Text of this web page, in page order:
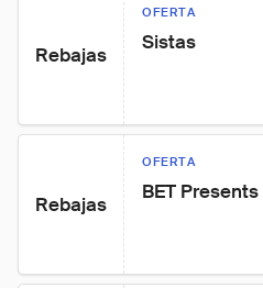
Rebajas
OFERTA
Sistas
Rebajas
OFERTA
BET